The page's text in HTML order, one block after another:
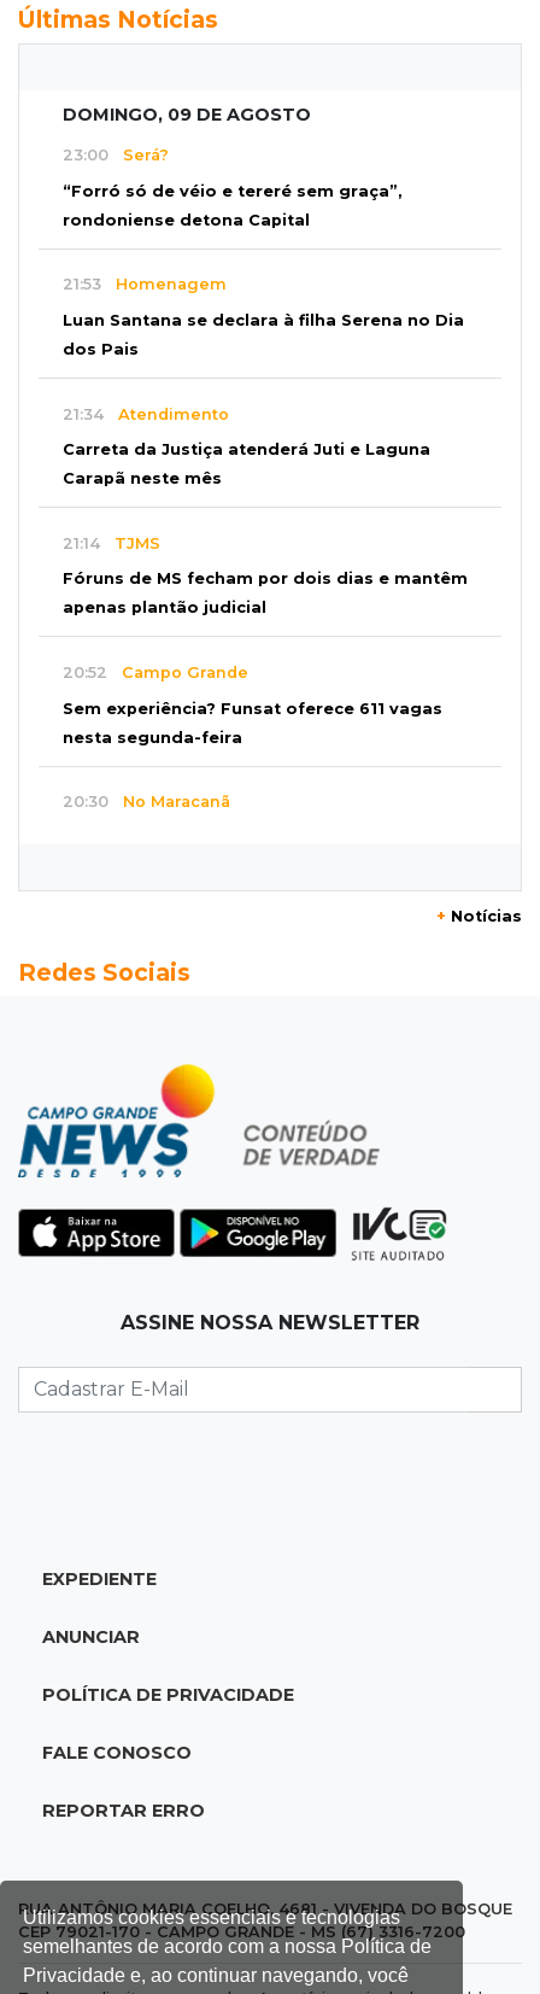
Utilizamos cookies essenciais e tecnologias
semelhantes de acordo com a nossa Política de
Privacidade e, ao continuar navegando, você
Últimas Notícias
DOMINGO, 09 DE AGOSTO
23:00 Será?
“Forró só de véio e tereré sem graça”,
rondoniense detona Capital
21:53 Homenagem
Luan Santana se declara à filha Serena no Dia
dos Pais
21:34 Atendimento
Carreta da Justiça atenderá Juti e Laguna
Carapã neste mês
21:14 TJMS
Fóruns de MS fecham por dois dias e mantêm
apenas plantão judicial
20:52 Campo Grande
Sem experiência? Funsat oferece 611 vagas
nesta segunda-feira
20:30 No Maracanã
Seleções em MS têm salários de até R$ 8,2 mil;
Jardim Itatiaia
Vigia é amarrado durante roubo de carro e
dois caminhões em pátio
Corinthians vence Bragantino por 2 a 0 e sobe
para 7º no Brasileirão
Na Vila Belmiro
lugar no Brasileirão
18:33Em 2022
adolescente atropelada no Amazonas
18:15 Nubank Parque
Palmeiras e Inter ficam no 0 a 0 pela 22ª
1% da população de pets na Capital
17:32
Arena Fonte Nova
+ Notícias
Redes Sociais
ASSINE NOSSA NEWSLETTER
EXPEDIENTE
ANUNCIAR
POLÍTICA DE PRIVACIDADE
FALE CONOSCO
REPORTAR ERRO
RUA ANTÔNIO MARIA COELHO, 4681 - VIVENDA DO BOSQUE
CEP 79021-170 - CAMPO GRANDE - MS (67) 3316-7200